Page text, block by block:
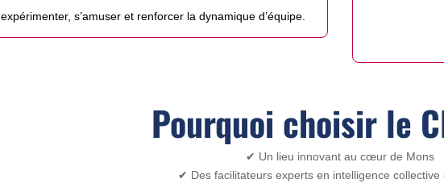
expérimenter, s’amuser et renforcer la dynamique d’équipe.
Pourquoi choisir le
✔ Un lieu innovant au cœur de Mons
✔ Des facilitateurs experts en intelligence collective